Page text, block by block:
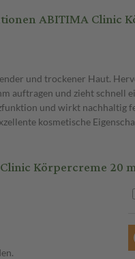
ABITIMA Clinic
und trockener Haut.
auftragen und zieht
und wirkt
kosmetische
Körpercreme 20